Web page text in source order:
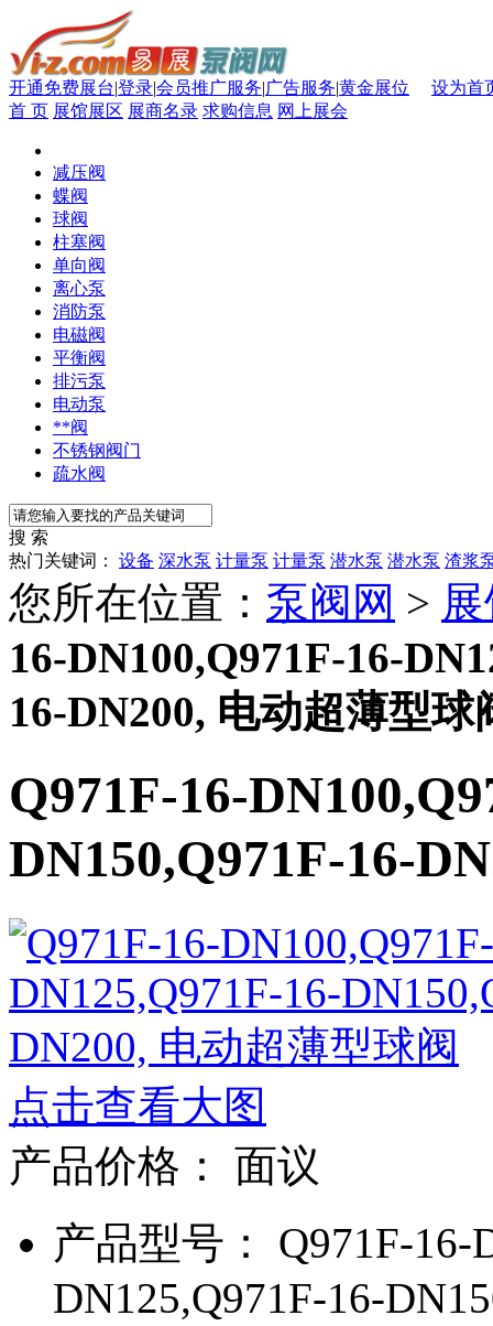
开通免费展台|登录|会员推广服务|广告服务|黄金展位
设为首
首 页 展馆展区 展商名录 求购信息 网上展会
减压阀
蝶阀
球阀
柱塞阀
单向阀
离心泵
消防泵
电磁阀
平衡阀
排污泵
电动泵
**阀
不锈钢阀门
疏水阀
搜 索
热门关键词： 设备 深水泵 计量泵 计量泵 潜水泵 潜水泵 渣浆
您所在位置： 泵阀网 >
16-DN100,Q971F-16-
16-DN200, 电动超薄型球
Q971F-16-
DN150,Q971F-16-
点击查看大图
产品价格： 面议
产品型号： Q971F-16-
DN125,Q971F-16-